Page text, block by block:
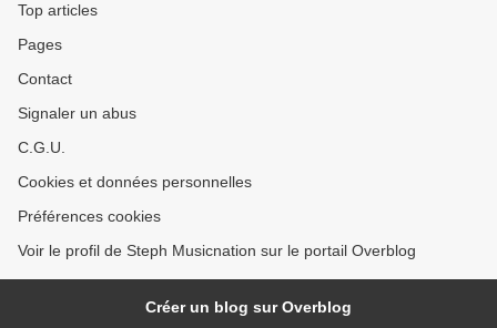
Top articles
Pages
Contact
Signaler un abus
C.G.U.
Cookies et données personnelles
Préférences cookies
Voir le profil de Steph Musicnation sur le portail Overblog
Créer un blog sur Overblog